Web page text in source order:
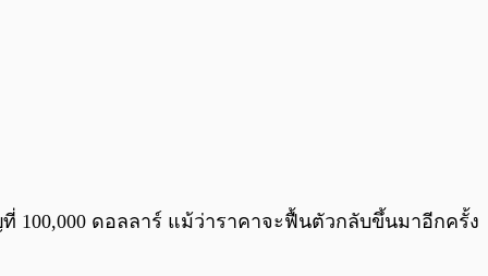
100,000 ดอลลาร์ แม้ว่าราคาจะฟื้นตัวกลับขึ้นมาอีกครั้ง